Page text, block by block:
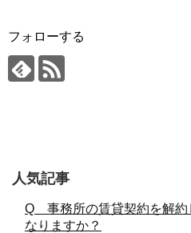
フォローする
人気記事
Q 事務所の賃貸契約を解約
なりますか？